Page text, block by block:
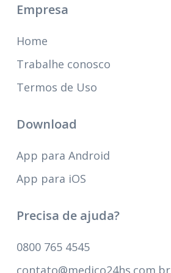
Empresa
Home
Trabalhe conosco
Termos de Uso
Download
App para Android
App para iOS
Precisa de ajuda?
0800 765 4545
contato@medico24hs.com.br